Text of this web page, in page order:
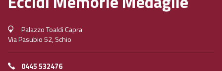
Palazzo Toaldi Capra
Via Pasubio 52, Schio
0445 532476